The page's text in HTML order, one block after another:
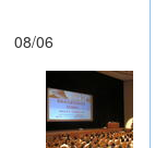
08/06